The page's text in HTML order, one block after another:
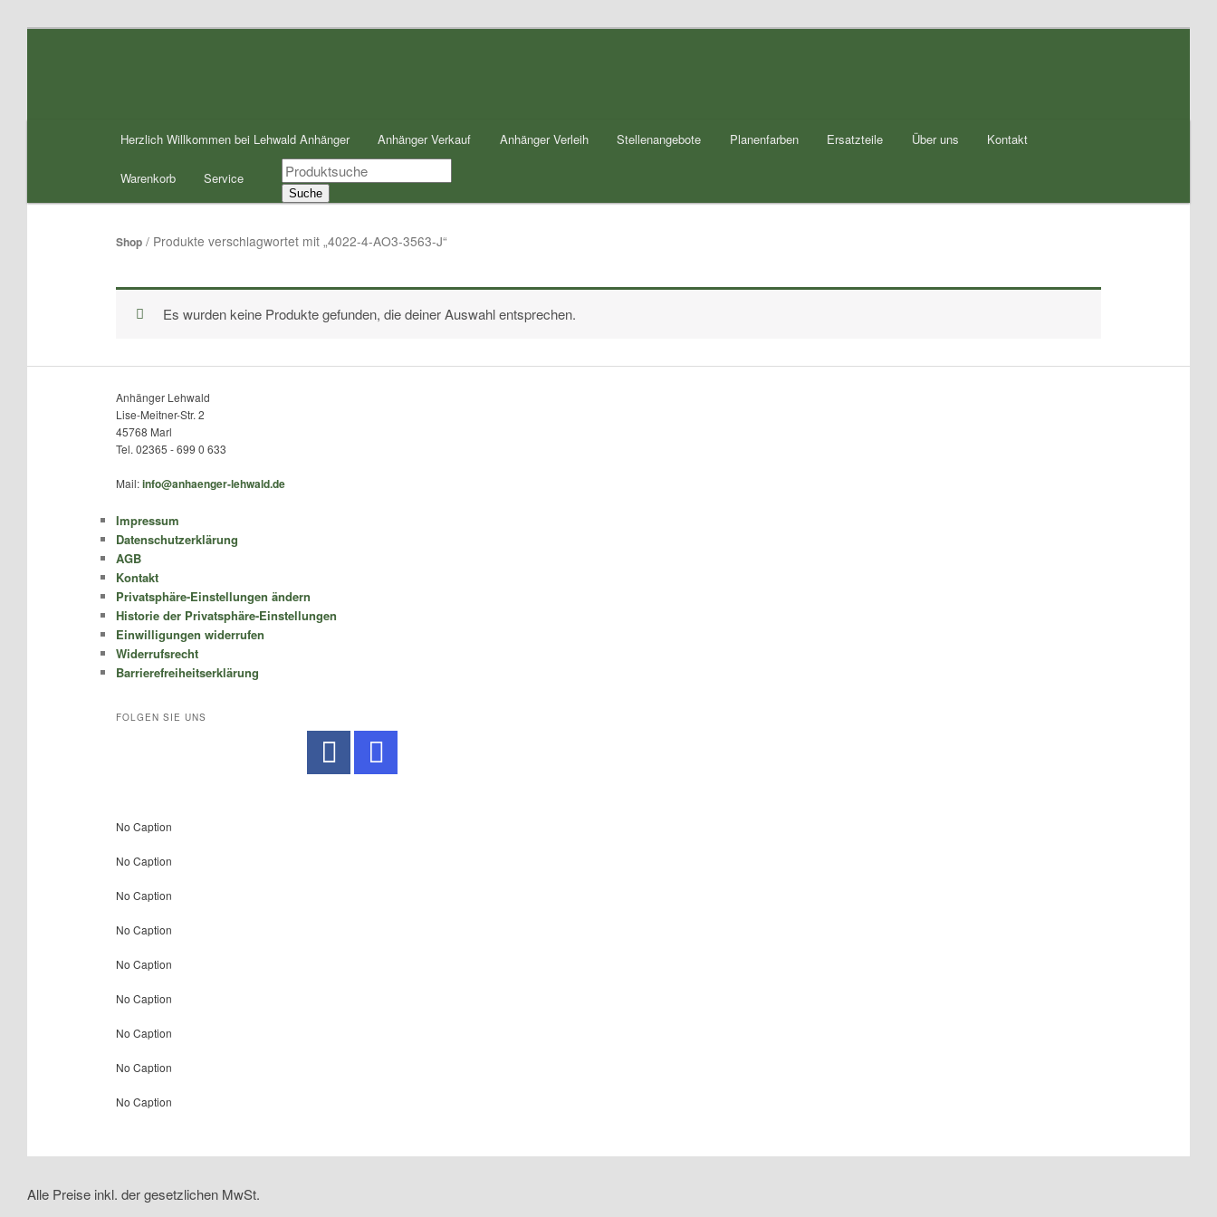
Herzlich Willkommen bei Lehwald Anhänger Anhänger Verkauf Anhänger Verleih Stellenangebote Planenfarben Ersatzteile Über uns Kontakt
Warenkorb Service
Products
search
Suche
Shop/ Produkte verschlagwortet mit „4022-4-AO3-3563-J“
Es wurden keine Produkte gefunden, die deiner Auswahl entsprechen.
Anhänger Lehwald
Lise-Meitner-Str. 2
45768 Marl
Tel. 02365 - 699 0 633
Mail:info@anhaenger-lehwald.de
Impressum
Datenschutzerklärung
AGB
Kontakt
Privatsphäre-Einstellungen ändern
Historie der Privatsphäre-Einstellungen
Einwilligungen widerrufen
Widerrufsrecht
Barrierefreiheitserklärung
FOLGEN SIE UNS
No Caption
No Caption
No Caption
No Caption
No Caption
No Caption
No Caption
No Caption
No Caption
Alle Preise inkl. der gesetzlichen MwSt.